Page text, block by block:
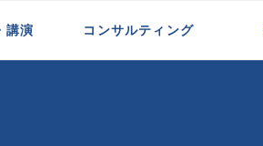
講演 コンサルティング